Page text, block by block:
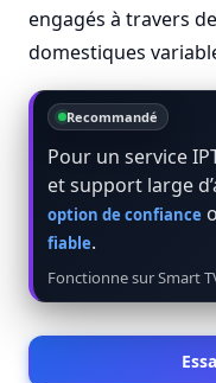
engagés à travers
domestiques
Recommandé
Pour un service
et support large
option de confiance
fiable.
Fonctionne sur Smart